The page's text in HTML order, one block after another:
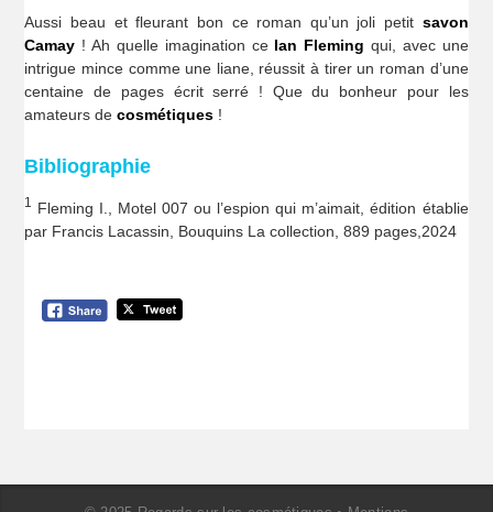
Aussi beau et fleurant bon ce roman qu’un joli petit savon
Camay ! Ah quelle imagination ce Ian Fleming qui, avec une
intrigue mince comme une liane, réussit à tirer un roman d’une
centaine de pages écrit serré ! Que du bonheur pour les
amateurs decosmétiques !
Bibliographie
1
Fleming I., Motel 007 ou l’espion qui m’aimait, édition établie
par Francis Lacassin, Bouquins La collection, 889 pages,2024